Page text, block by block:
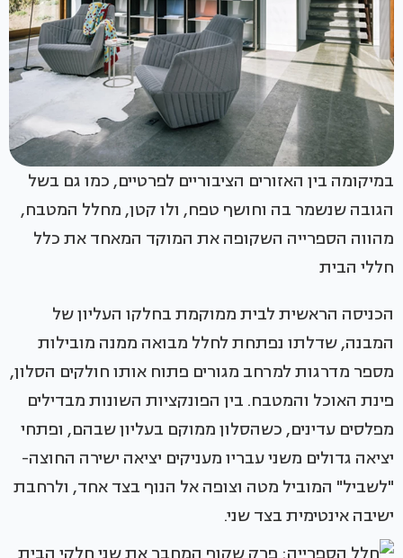
במיקומה בין האזורים הציבוריים לפרטיים, כמו גם בשל
הגובה שנשמר בה וחושף טפח, ולו קטן, מחלל המטבח,
מהווה הספרייה השקופה את המוקד המאחד את כלל
חללי הבית
הכניסה הראשית לבית ממוקמת בחלקו העליון של
המבנה, שדלתו נפתחת לחלל מבואה ממנה מובילות
מספר מדרגות למרחב מגורים פתוח אותו חולקים הסלון,
פינת האוכל והמטבח. בין הפונקציות השונות מבדילים
מפלסים עדינים, כשהסלון ממוקם בעליון שבהם, ופתחי
יציאה גדולים משני עבריו מעניקים יציאה ישירה החוצה-
"לשביל" המוביל מטה וצופה אל הנוף בצד אחד, ולרחבת
ישיבה אינטימית בצד שני.